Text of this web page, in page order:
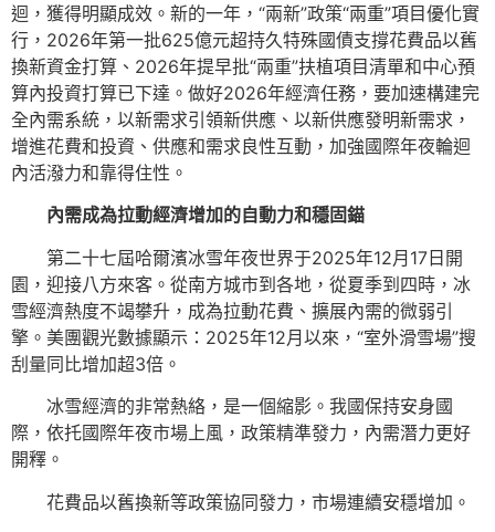
迴，獲得明顯成效。新的一年，“兩新”政策“兩重”項目優化實
行，2026年第一批625億元超持久特殊國債支撐花費品以舊
換新資金打算、2026年提早批“兩重”扶植項目清單和中心預
算內投資打算已下達。做好2026年經濟任務，要加速構建完
全內需系統，以新需求引領新供應、以新供應發明新需求，
增進花費和投資、供應和需求良性互動，加強國際年夜輪迴
內活潑力和靠得住性。
內需成為拉動經濟增加的自動力和穩固錨
第二十七屆哈爾濱冰雪年夜世界于2025年12月17日開
園，迎接八方來客。從南方城市到各地，從夏季到四時，冰
雪經濟熱度不竭攀升，成為拉動花費、擴展內需的微弱引
擎。美團觀光數據顯示：2025年12月以來，“室外滑雪場”搜
刮量同比增加超3倍。
冰雪經濟的非常熱絡，是一個縮影。我國保持安身國
際，依托國際年夜市場上風，政策精準發力，內需潛力更好
開釋。
花費品以舊換新等政策協同發力，市場連續安穩增加。